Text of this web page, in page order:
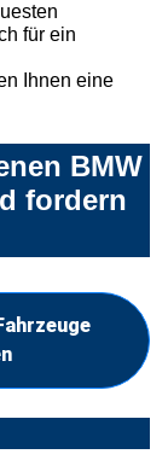
für ein
Ihnen eine
BMW
fordern